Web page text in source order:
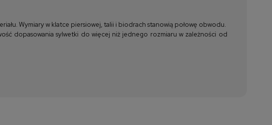
Wymiary w klatce piersiowej, talii i biodrach stanowią połowę obwodu.
dopasowania sylwetki do więcej niż jednego rozmiaru w zależności od